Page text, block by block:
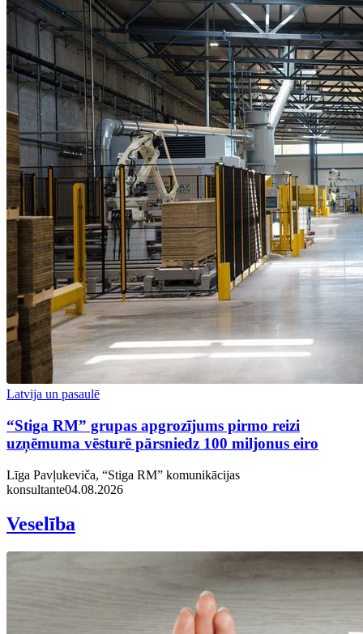
Latvija un pasaulē
“Stiga RM” grupas apgrozījums pirmo reizi
uzņēmuma vēsturē pārsniedz 100 miljonus eiro
Līga Pavļukeviča, “Stiga RM” komunikācijas
konsultante04.08.2026
Veselība